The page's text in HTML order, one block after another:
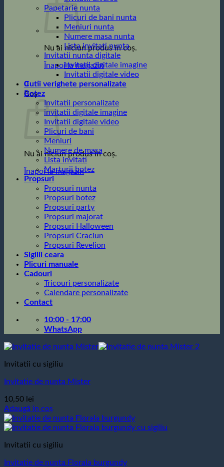
Nu ai niciun produs în coș.
Înapoi la magazin
0
Coș
Nu ai niciun produs în coș.
Înapoi la magazin
Papetarie nunta
Plicuri de bani nunta
Meniuri nunta
Numere masa nunta
Lista invitati nunta
Invitatii nunta digitale
Invitatii digitale imagine
Invitatii digitale video
Cutii verighete personalizate
Botez
Invitatii personalizate
invitatii digitale imagine
Invitatii digitale video
Plicuri de bani
Meniuri
Numere de masa
Lista invitati
Marturii botez
Propsuri
Propsuri nunta
Propsuri botez
Propsuri party
Propsuri majorat
Propsuri Halloween
Propsuri Craciun
Propsuri Revelion
Sigilii ceara
Plicuri manuale
Cadouri
Tricouri personalizate
Calendare personalizate
Contact
10:00 - 17:00
WhatsApp
Invitatii cu sigiliu
Invitatie de nunta Mister
10,50 lei
Adaugă în coș
Invitatii cu sigiliu
Invitatie de nunta Florala burgundy